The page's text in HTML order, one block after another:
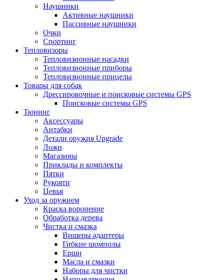
Наушники
Активные наушники
Пассивные наушники
Очки
Спортинг
Тепловизоры
Тепловизионные насадки
Тепловизионные приборы
Тепловизионные прицелы
Товары для собак
Дрессировочные и поисковые системы GPS
Поисковые системы GPS
Тюнинг
Аксессуары
Антабки
Детали оружия Upgrade
Ложи
Магазины
Приклады и комплекты
Пятки
Рукояти
Цевья
Уход за оружием
Краска воронение
Обработка дерева
Чистка и смазка
Вишеры адаптеры
Гибкие шомполы
Ерши
Масла и смазки
Наборы для чистки